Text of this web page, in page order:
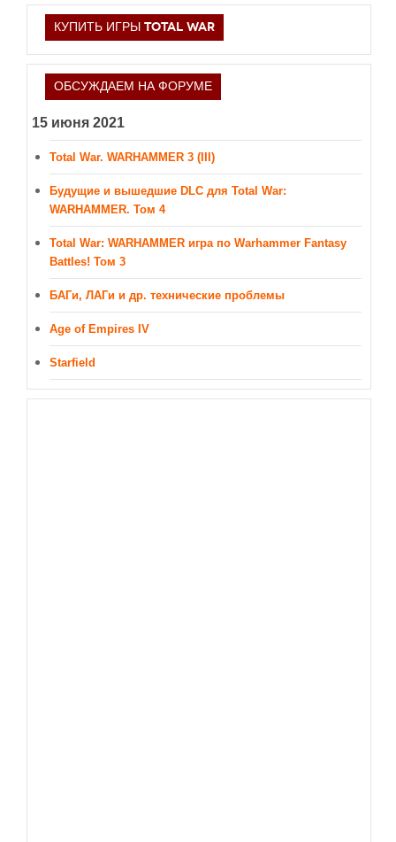
КУПИТЬ ИГРЫ TOTAL WAR
ОБСУЖДАЕМ НА ФОРУМЕ
15 июня 2021
Total War. WARHAMMER 3 (III)
Будущие и вышедшие DLC для Total War:
WARHAMMER. Том 4
Total War: WARHAMMER игра по Warhammer Fantasy
Battles! Том 3
БАГи, ЛАГи и др. технические проблемы
Age of Empires IV
Starfield